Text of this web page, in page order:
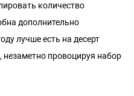
количество
дополнительно
лучше есть на десерт
провоцируя набор